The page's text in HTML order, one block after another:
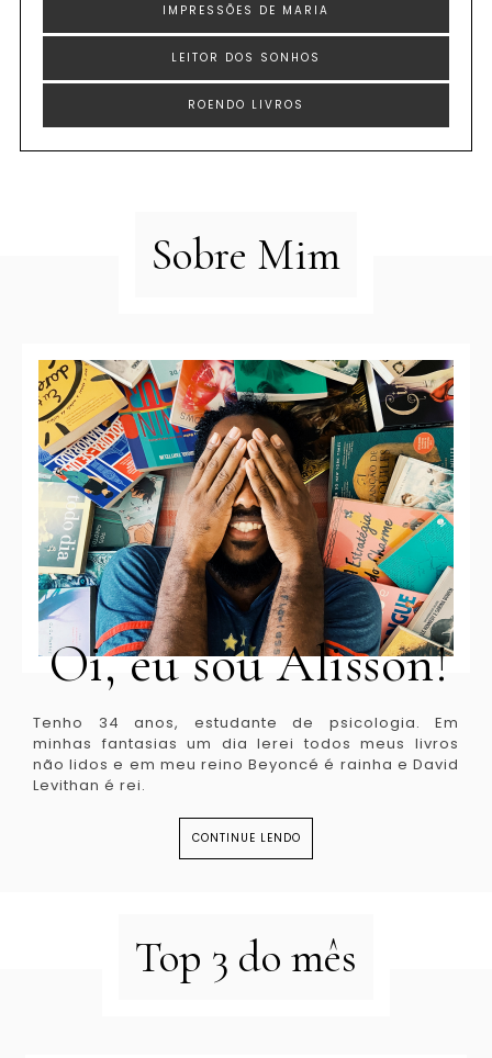
IMPRESSÕES DE MARIA
LEITOR DOS SONHOS
ROENDO LIVROS
Sobre Mim
Oi, eu sou Alisson!
Tenho 34 anos, estudante de psicologia. Em
minhas fantasias um dia lerei todos meus livros
não lidos e em meu reino Beyoncé é rainha e David
Levithan é rei.
CONTINUE LENDO
Top 3 do mês